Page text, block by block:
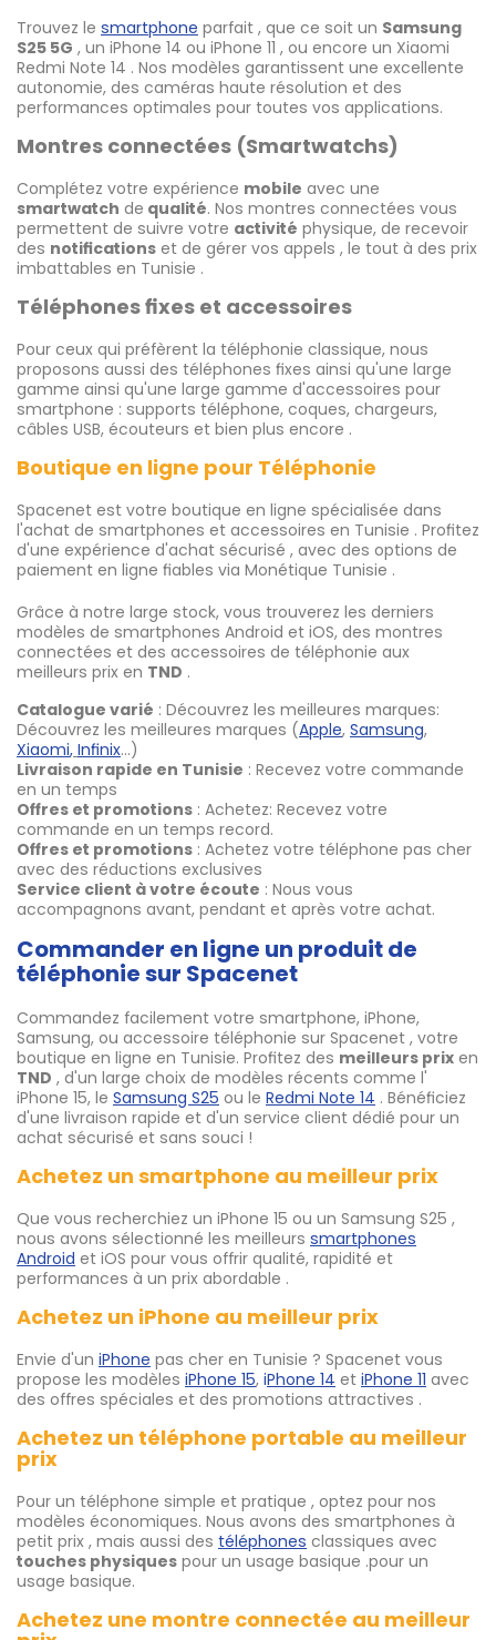
Trouvez le smartphone parfait , que ce soit un Samsung
S25 5G , un iPhone 14 ou iPhone 11 , ou encore un Xiaomi
Redmi Note 14 . Nos modèles garantissent une excellente
autonomie, des caméras haute résolution et des
performances optimales pour toutes vos applications.
Montres connectées (Smartwatchs)
Complétez votre expérience mobile avec une
smartwatch de qualité. Nos montres connectées vous
permettent de suivre votre activité physique, de recevoir
des notifications et de gérer vos appels , le tout à des prix
imbattables en Tunisie .
Téléphones fixes et accessoires
Pour ceux qui préfèrent la téléphonie classique, nous
proposons aussi des téléphones fixes ainsi qu'une large
gamme ainsi qu'une large gamme d'accessoires pour
smartphone : supports téléphone, coques, chargeurs,
câbles USB, écouteurs et bien plus encore .
Boutique en ligne pour Téléphonie
Spacenet est votre boutique en ligne spécialisée dans
l'achat de smartphones et accessoires en Tunisie . Profitez
d'une expérience d'achat sécurisé , avec des options de
paiement en ligne fiables via Monétique Tunisie .
Grâce à notre large stock, vous trouverez les derniers
modèles de smartphones Android et iOS, des montres
connectées et des accessoires de téléphonie aux
meilleurs prix en TND .
Catalogue varié : Découvrez les meilleures marques:
Découvrez les meilleures marques (Apple, Samsung,
Xiaomi, Infinix…)
Livraison rapide en Tunisie : Recevez votre commande
en un temps
Offres et promotions : Achetez: Recevez votre
commande en un temps record.
Offres et promotions : Achetez votre téléphone pas cher
avec des réductions exclusives
Service client à votre écoute : Nous vous
accompagnons avant, pendant et après votre achat.
Commander en ligne un produit de
téléphonie sur Spacenet
Commandez facilement votre smartphone, iPhone,
Samsung, ou accessoire téléphonie sur Spacenet , votre
boutique en ligne en Tunisie. Profitez des meilleurs prix en
TND , d'un large choix de modèles récents comme l'
iPhone 15, le Samsung S25 ou le Redmi Note 14 . Bénéficiez
d'une livraison rapide et d'un service client dédié pour un
achat sécurisé et sans souci !
Achetez un smartphone au meilleur prix
Que vous recherchiez un iPhone 15 ou un Samsung S25 ,
nous avons sélectionné les meilleurs smartphones
Android et iOS pour vous offrir qualité, rapidité et
performances à un prix abordable .
Achetez un iPhone au meilleur prix
Envie d'un iPhone pas cher en Tunisie ? Spacenet vous
propose les modèles iPhone 15, iPhone 14 et iPhone 11 avec
des offres spéciales et des promotions attractives .
Achetez un téléphone portable au meilleur
prix
Pour un téléphone simple et pratique , optez pour nos
modèles économiques. Nous avons des smartphones à
petit prix , mais aussi des téléphones classiques avec
touches physiques pour un usage basique .pour un
usage basique.
Achetez une montre connectée au meilleur